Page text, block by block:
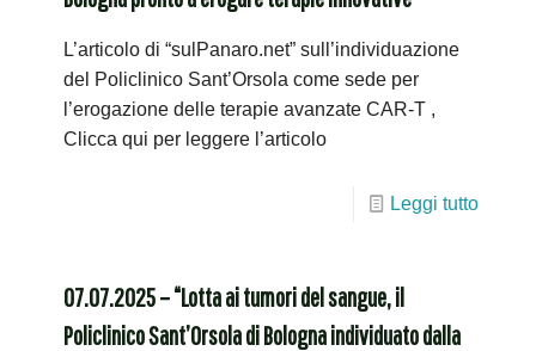
L’articolo di “sulPanaro.net” sull’individuazione
del Policlinico Sant’Orsola come sede per
l’erogazione delle terapie avanzate CAR-T ,
Clicca qui per leggere l’articolo
Leggi tutto
07.07.2025 – “Lotta ai tumori del sangue, il
Policlinico Sant’Orsola di Bologna individuato dalla